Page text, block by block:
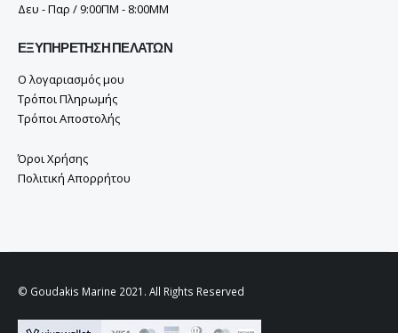
Δευ - Παρ / 9:00ΠΜ - 8:00ΜΜ
ΕΞΥΠΗΡΈΤΗΣΗ ΠΕΛΑΤΏΝ
Ο λογαριασμός μου
Τρόποι Πληρωμής
Τρόποι Αποστολής
Όροι Χρήσης
Πολιτική Απορρήτου
© Goudakis Marine 2021. All Rights Reserved